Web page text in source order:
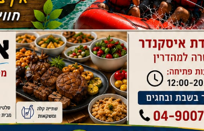
מחשבה , אסטרטגיית חשיבה ושיתוף פעולה
העוטפים את רפטינג נהר הירדן.